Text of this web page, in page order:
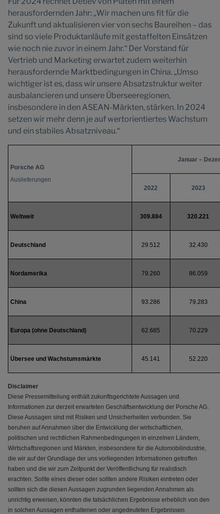
herausfordernden Jahr: „Wir machen uns fit für die
Zukunft und aktualisieren vier von sechs Baureihen – das
sind so viele Produktanläufe mit gestaffelten Einsätzen
wie noch nie zuvor in einem Jahr.“ Der Vorstand für
Vertrieb und Marketing erwartet zudem weiterhin
herausfordernde Marktbedingungen in China. „Umso
wichtiger ist es, dass wir unsere Absatzstruktur weiter
ausbalancieren und unsere Überseeregionen,
insbesondere in den ASEAN-Märkten, stärken. In 2024
setzen wir mehr denn je auf wertorientiertes Wachstum
und ein stabiles Absatzniveau.“
Porsche AG
Auslieferungen
Januar –
2022 2023
Weltweit 309.884 320.221
Deutschland 29.512 32.430
Nordamerika 79.260 86.059
China 93.286 79.283
Europa (ohne Deutschland) 62.685 70.229
Übersee und Wachstumsmärkte 45.141 52.220
Disclaimer
Diese Pressemitteilung enthält zukunftsgerichtete Aussagen und
Informationen zur derzeit erwarteten Geschäftsentwicklung der Porsche AG.
Diese Aussagen sind mit Risiken und Unsicherheiten verbunden. Sie
beruhen auf Annahmen über die Entwicklung der wirtschaftlichen,
politischen und rechtlichen Rahmenbedingungen in einzelnen Ländern,
Wirtschaftsregionen und Märkten, insbesondere für die Automobilindustrie,
die wir auf der Grundlage der uns vorliegenden Informationen getroffen
haben und die wir zum Zeitpunkt der Veröffentlichung für realistisch
erachten. Sollte eines dieser oder sollten andere Risiken eintreten oder
sollten sich die diesen Aussagen zugrunden liegenden Annahmen als
unrichtig erweisen, könnten die tatsächlichen Ergebnisse erheblich von den
in solchen Aussagen enthaltenen oder angedeuteten Ergebnissen